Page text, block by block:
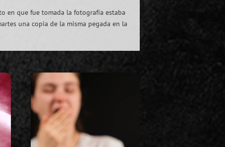
en que fue tomada la fotografía estaba
una copia de la misma pegada en la